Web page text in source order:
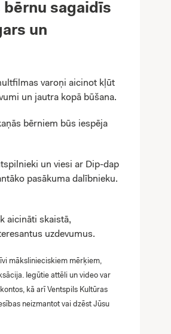
sagaidīs
un
varoņi aicinot kļūt
un jautra kopā būšana.
bērniem būs iespēja
un viesi ar Dip-dap
pasākuma dalībnieku.
aicināti skaistā,
uzdevumus.
mākslinieciskiem mērķiem,
Iegūtie attēli un video var
kā arī Ventspils Kultūras
neizmantot vai dzēst Jūsu